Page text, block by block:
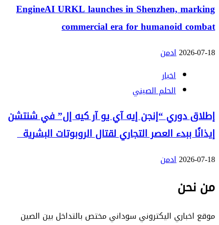
EngineAI URKL launches in Shenzhen, marking
commercial era for humanoid combat
2026-07-18ادمن
اخبار
الحلم الصيني
إطلاق دوري “إنجن إيه آي يو آر كيه إل” في شنتشن
إيذانًا ببدء العصر التجاري لقتال الروبوتات البشرية
2026-07-18ادمن
من نحن
موقع اخباري اليكتروني سوداني مختص بالتداخل بين الصين